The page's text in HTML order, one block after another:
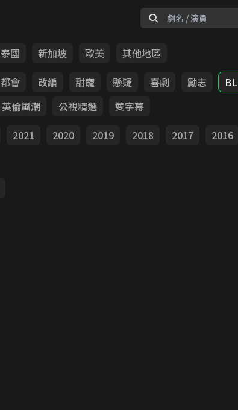
泰國 新加坡 歐美
其他地區
都會 改編 甜寵 懸疑 喜劇 勵志 BL
英倫風潮 公視精選
雙字幕
2021 2020 2019 2018 2017 2016